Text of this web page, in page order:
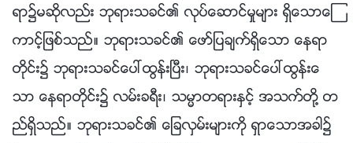
ရာ၌မဆိုလည္း ဘုရားသခင္၏ လုပ္ေဆာင္မႈမ်ား ရွိေသာေၾ
ကာင့္ျဖစ္သည္။ ဘုရားသခင္၏ ေဖာ္ျပခ်က္ရွိေသာ ေနရာ
တိုင္း၌ ဘုရားသခင္ေပၚထြန္းၿပီး၊ ဘုရားသခင္ေပၚထြန္းေ
သာ ေနရာတိုင္း၌ လမ္းခရီး၊ သမၼာတရားႏွင့္ အသက္တို႔ တ
ည္ရွိသည္။ ဘုရားသခင္၏ ေျခလွမ္းမ်ားကို ရွာေသာအခါ၌